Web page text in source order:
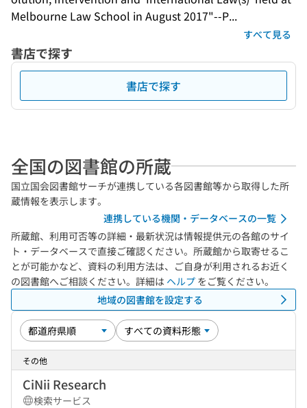
Melbourne Law School in August 2017"--P...
すべて見る
書店で探す
書店で探す
全国の図書館の所蔵
国立国会図書館サーチが連携している各図書館等から取得した所
蔵情報を表示します。
連携している機関・データベースの一覧
所蔵館、利用可否等の詳細・最新状況は情報提供元の各館のサイ
ト・データベースで直接ご確認ください。所蔵館から取寄せるこ
とが可能かなど、資料の利用方法は、ご自身が利用されるお近く
の図書館へご相談ください。詳細は ヘルプ をご覧ください。
地域の図書館を設定する
その他
CiNii Research
検索サービス